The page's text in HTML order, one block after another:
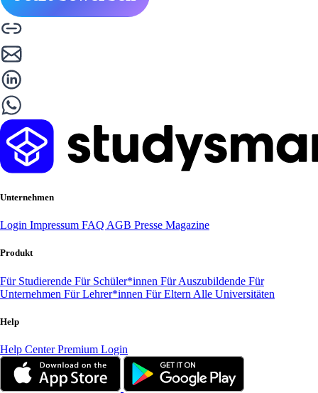
Unternehmen
Login Impressum FAQ AGB Presse Magazine
Produkt
Für Studierende Für Schüler*innen Für Auszubildende Für
Unternehmen Für Lehrer*innen Für Eltern Alle Universitäten
Help
Help CenterPremium Login